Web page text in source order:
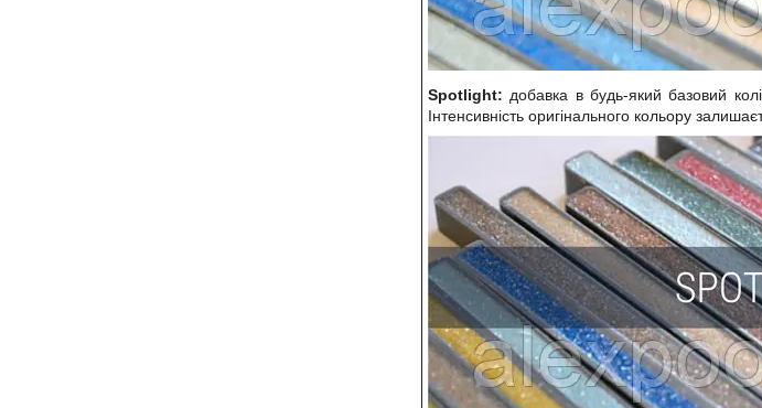
Spotlight: добавка в будь-який базовий
Інтенсивність оригінального кольору